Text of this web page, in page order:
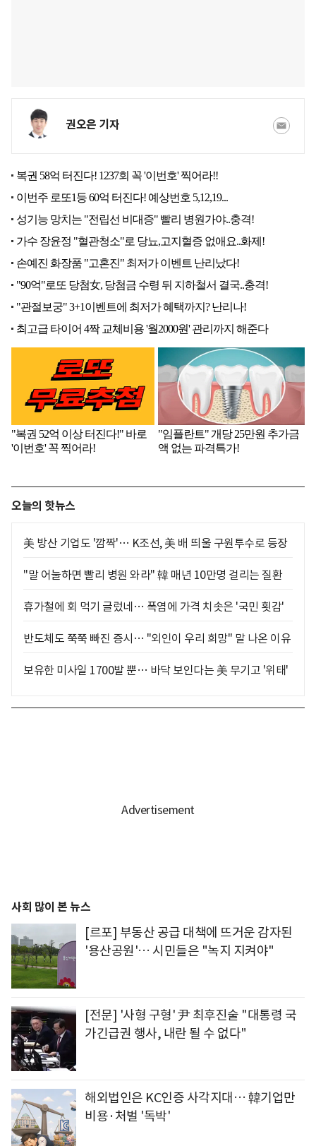
권오은 기자
오늘의 핫뉴스
美 방산 기업도 '깜짝'… K조선, 美 배 띄울 구원투수로 등장
"말 어눌하면 빨리 병원 와라" 韓 매년 10만명 걸리는 질환
휴가철에 회 먹기 글렀네… 폭염에 가격 치솟은 '국민 횟감'
반도체도 쭉쭉 빠진 증시… "외인이 우리 희망" 말 나온 이유
보유한 미사일 1700발 뿐… 바닥 보인다는 美 무기고 '위태'
사회 많이 본 뉴스
[르포] 부동산 공급 대책에 뜨거운 감자된
'용산공원'… 시민들은 "녹지 지켜야"
[전문] '사형 구형' 尹 최후진술 "대통령 국
가긴급권 행사, 내란 될 수 없다"
해외법인은 KC인증 사각지대… 韓기업만
비용·처벌 '독박'